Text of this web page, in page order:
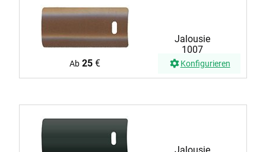
Jalousie
1007
Ab 25€ Konfigurieren